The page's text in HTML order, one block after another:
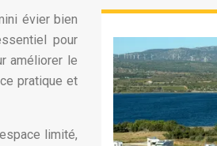
évier bien
pour
améliorer le
pratique et
limité,